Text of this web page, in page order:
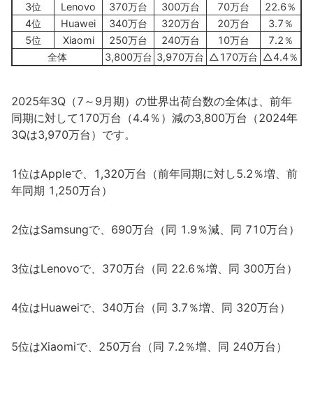
3位
Lenovo 370万台 300万台 70万台
22.6％
4位
Huawei 340万台 320万台 20万台
3.7％
5位
Xiaomi 250万台 240万台 10万台
7.2％
全体
3,800万台 3,970万台 △170万台 △4.4％
2025年3Q（7～9月期）の世界出荷台数の全体は、前年
同期に対して170万台（4.4％）減の3,800万台（2024年
3Qは3,970万台）です。
1位はAppleで、1,320万台（前年同期に対し5.2％増、前
年同期 1,250万台）
2位はSamsungで、690万台（同 1.9％減、同 710万台）
3位はLenovoで、370万台（同 22.6％増、同 300万台）
4位はHuaweiで、340万台（同 3.7％増、同 320万台）
5位はXiaomiで、250万台（同 7.2％増、同 240万台）